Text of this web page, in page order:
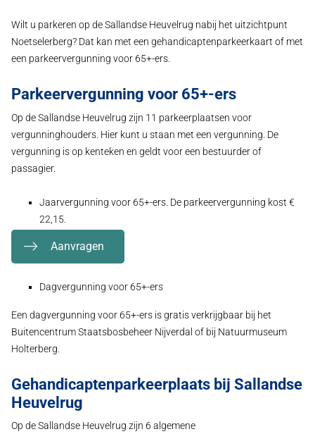
Wilt u parkeren op de Sallandse Heuvelrug nabij het uitzichtpunt
Noetselerberg? Dat kan met een gehandicaptenparkeerkaart of met
een parkeervergunning voor 65+-ers.
Parkeervergunning voor 65+-ers
Op de Sallandse Heuvelrug zijn 11 parkeerplaatsen voor
vergunninghouders. Hier kunt u staan met een vergunning. De
vergunning is op kenteken en geldt voor een bestuurder of
passagier.
Jaarvergunning voor 65+-ers. De parkeervergunning kost €
22,15.
Aanvragen
Dagvergunning voor 65+-ers
Een dagvergunning voor 65+-ers is gratis verkrijgbaar bij het
Buitencentrum Staatsbosbeheer Nijverdal of bij Natuurmuseum
Holterberg.
Gehandicaptenparkeerplaats bij Sallandse
Heuvelrug
Op de Sallandse Heuvelrug zijn 6 algemene